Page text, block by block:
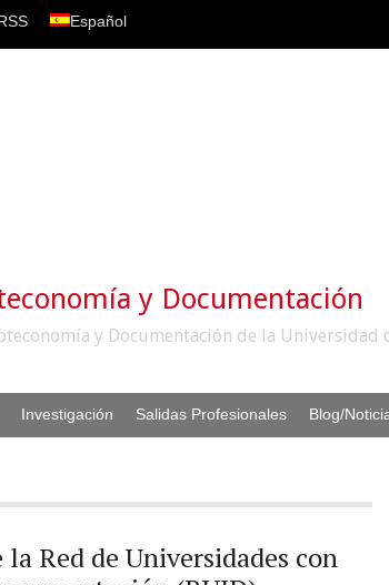
Español
y Documentación
y Documentación de la Universidad
Investigación Salidas Profesionales Blog/
Red de Universidades con